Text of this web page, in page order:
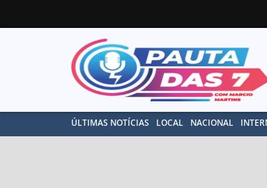
ÚLTIMAS NOTÍCIAS LOCAL NACIONAL